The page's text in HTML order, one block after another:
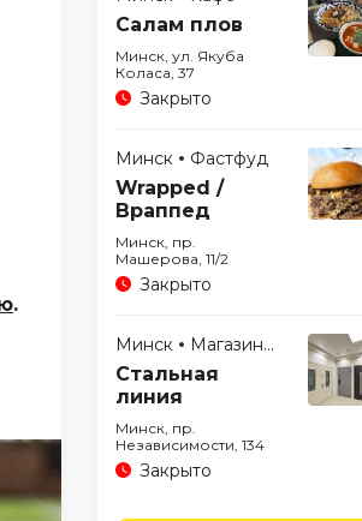
.
Салам плов
Минск, ул. Якуба
Коласа, 37
Закрыто
Минск Фастфуд
Wrapped /
Враппед
Минск, пр.
Машерова, 11/2
Закрыто
Минск Магазины
Стальная
линия
Минск, пр.
Независимости, 134
Закрыто